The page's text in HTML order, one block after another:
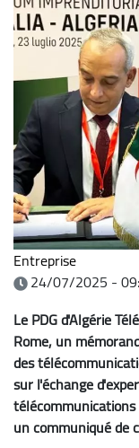
Entreprise
24/07/2025 -
Le PDG d'Algérie
Rome, un
des
sur l'échange
un communiqué de